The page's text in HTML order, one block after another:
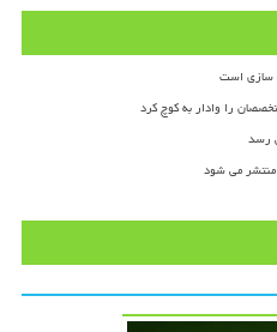
سازی است
را وادار به کوچ کرد
رسد
منتشر می شود